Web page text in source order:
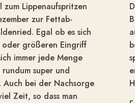
zum Lippen­auf­spritzen
zur Fettab­
Egal ob es sich
oder größeren Eingriff
immer jede Menge
super und
bei der Nachsorge
Zeit, so dass man